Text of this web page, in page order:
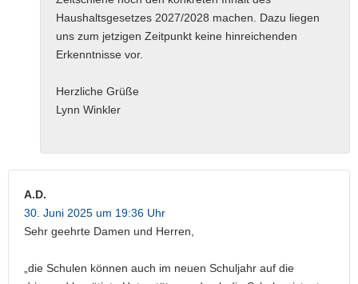
Haushaltsgesetzes 2027/2028 machen. Dazu liegen
uns zum jetzigen Zeitpunkt keine hinreichenden
Erkenntnisse vor.
Herzliche Grüße
Lynn Winkler
A.D.
30. Juni 2025 um 19:36 Uhr
Sehr geehrte Damen und Herren,
„die Schulen können auch im neuen Schuljahr auf die